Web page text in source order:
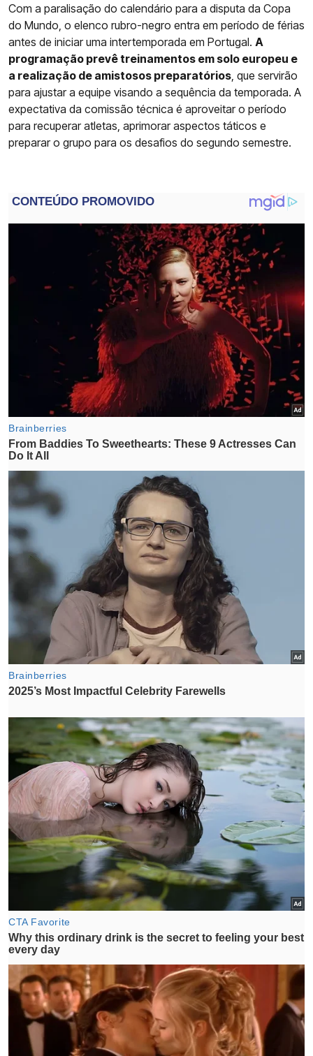
Com a paralisação do calendário para a disputa da Copa
do Mundo, o elenco rubro-negro entra em período de férias
antes de iniciar uma intertemporada em Portugal. A
programação prevê treinamentos em solo europeu e
a realização de amistosos preparatórios , que servirão
para ajustar a equipe visando a sequência da temporada. A
expectativa da comissão técnica é aproveitar o período
para recuperar atletas, aprimorar aspectos táticos e
preparar o grupo para os desafios do segundo semestre.